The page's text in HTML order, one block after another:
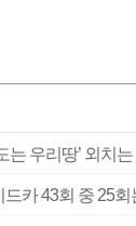
카 43회 중 25